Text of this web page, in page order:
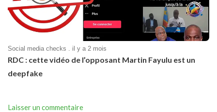
Social media checks . il y a 2 mois
RDC : cette vidéo de l’opposant Martin Fayulu est un
deepfake
Laisser un commentaire